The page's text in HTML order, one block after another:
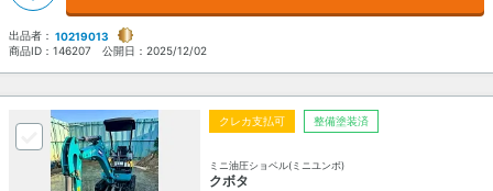
出品者： 10219013
商品ID： 146207 公開日： 2025/12/02
クレカ支払可 整備塗装済
ミニ油圧ショベル(ミニユンボ)
クボタ